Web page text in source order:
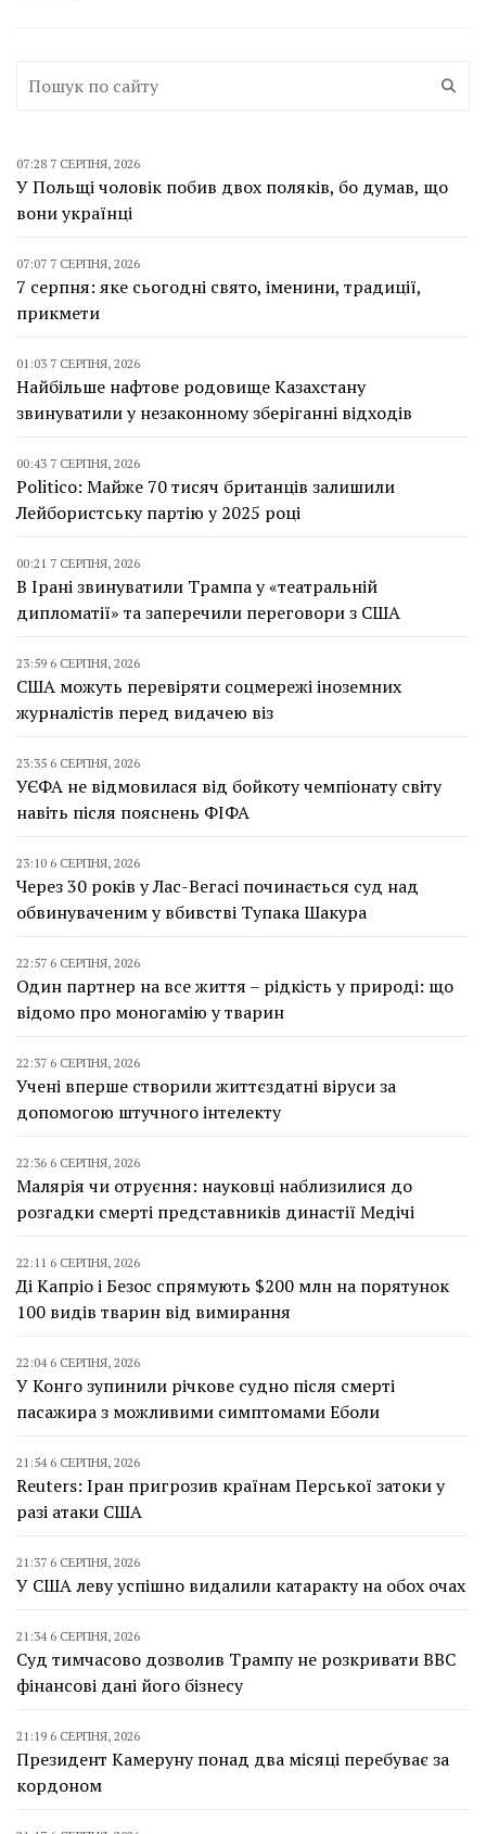
07:28 7 СЕРПНЯ, 2026
У Польщі чоловік побив двох поляків, бо думав, що
вони українці
07:07 7 СЕРПНЯ, 2026
7 серпня: яке сьогодні свято, іменини, традиції,
прикмети
01:03 7 СЕРПНЯ, 2026
Найбільше нафтове родовище Казахстану
звинуватили у незаконному зберіганні відходів
00:43 7 СЕРПНЯ, 2026
Politico: Майже 70 тисяч британців залишили
Лейбористську партію у 2025 році
00:21 7 СЕРПНЯ, 2026
В Ірані звинуватили Трампа у «театральній
дипломатії» та заперечили переговори з США
23:59 6 СЕРПНЯ, 2026
США можуть перевіряти соцмережі іноземних
журналістів перед видачею віз
23:35 6 СЕРПНЯ, 2026
УЄФА не відмовилася від бойкоту чемпіонату світу
навіть після пояснень ФІФА
23:10 6 СЕРПНЯ, 2026
Через 30 років у Лас-Вегасі починається суд над
обвинуваченим у вбивстві Тупака Шакура
22:57 6 СЕРПНЯ, 2026
Один партнер на все життя – рідкість у природі: що
відомо про моногамію у тварин
22:37 6 СЕРПНЯ, 2026
Учені вперше створили життєздатні віруси за
допомогою штучного інтелекту
22:36 6 СЕРПНЯ, 2026
Малярія чи отруєння: науковці наблизилися до
розгадки смерті представників династії Медічі
22:11 6 СЕРПНЯ, 2026
Ді Капріо і Безос спрямують $200 млн на порятунок
100 видів тварин від вимирання
22:04 6 СЕРПНЯ, 2026
У Конго зупинили річкове судно після смерті
пасажира з можливими симптомами Еболи
21:54 6 СЕРПНЯ, 2026
Reuters: Іран пригрозив країнам Перської затоки у
разі атаки США
21:37 6 СЕРПНЯ, 2026
У США леву успішно видалили катаракту на обох очах
21:34 6 СЕРПНЯ, 2026
Суд тимчасово дозволив Трампу не розкривати BBC
фінансові дані його бізнесу
21:19 6 СЕРПНЯ, 2026
Президент Камеруну понад два місяці перебуває за
кордоном